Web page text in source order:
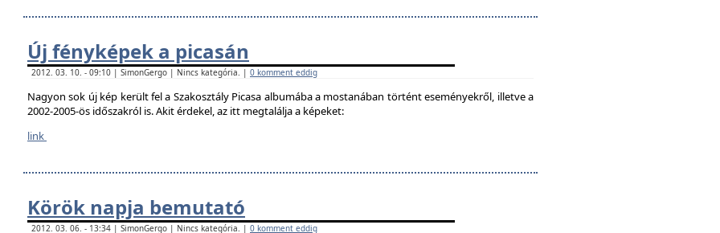
Új fényképek a picasán
2012. 03. 10. - 09:10 | SimonGergo | Nincs kategória. | 0 komment eddig
Nagyon sok új kép került fel a Szakosztály Picasa albumába a mostanában történt eseményekről, illetve a
2002-2005-ös időszakról is. Akit érdekel, az itt megtalálja a képeket:
link
Körök napja bemutató
2012. 03. 06. - 13:34 | SimonGergo | Nincs kategória. | 0 komment eddig